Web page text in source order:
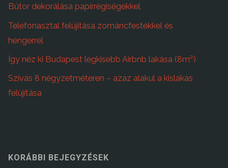
Bútor dekorálása papírrégiségekkel
Telefonasztal felújítása zománcfestékkel és
hengerrel
Így néz ki Budapest legkisebb Airbnb lakása (8m²)
Szívás 8 négyzetméteren – azaz alakul a kislakás
felújítása
KORÁBBI BEJEGYZÉSEK